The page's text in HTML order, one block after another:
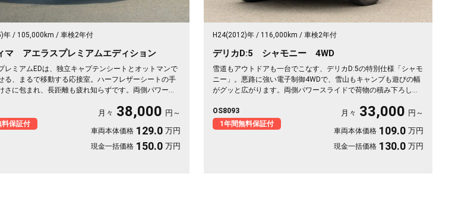
年 105,000km 車検2年付
マ アエラスプレミアムエディション
レミアムEDは、独立キャプテンシートとオットマンで
る、まるで移動する応接室。ハーフレザーシートの手
さに包まれ、長距離も疲れ知らずです。両側パワース
、休日の遠出やゴルフ仲間との旅もぐっと楽しく。パ
かなボディが週末を格上げしてくれます。心地よさで
1年保証付》💺✨🚗🎵💎
料保証付
月々 38,000 円～
車両本体価格 129.0 万円
現金一括価格 150.0 万円
H24(2012)年 116,000km 車検2年付
デリカD:5 シャモニー 4WD
雪道もアウトドアも一台でこなす、デリカD:5の特別仕様「シャモ
ニー」。悪路に強い電子制御4WDで、雪山もキャンプも遊びの幅
がグッと広がります。両側パワースライドで荷物の積み下ろしも
動も車内が退屈しません。ブラックボディに社外16インチが効い
た一台で、週末の遠出が待ち遠しくなりますよ。乗り込むほどに
頼れる相棒に💫🏔️🚗✌️《1年保証付》
OS8093
1年間無料保証付
月々 33,000 円～
車両本体価格 109.0 万円
現金一括価格 130.0 万円